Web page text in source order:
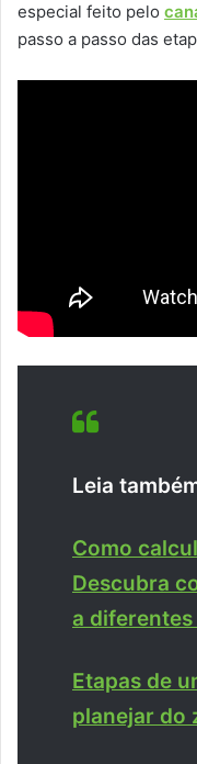
especial feito pelo
passo a passo das
Leia
Como
Descubra
a
Etapas de
planejar do